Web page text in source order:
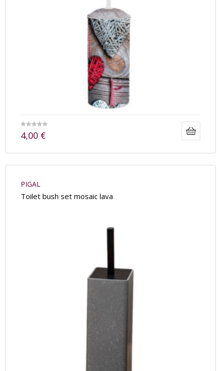
4,00 €
PIGAL
Toilet bush set mosaic lava